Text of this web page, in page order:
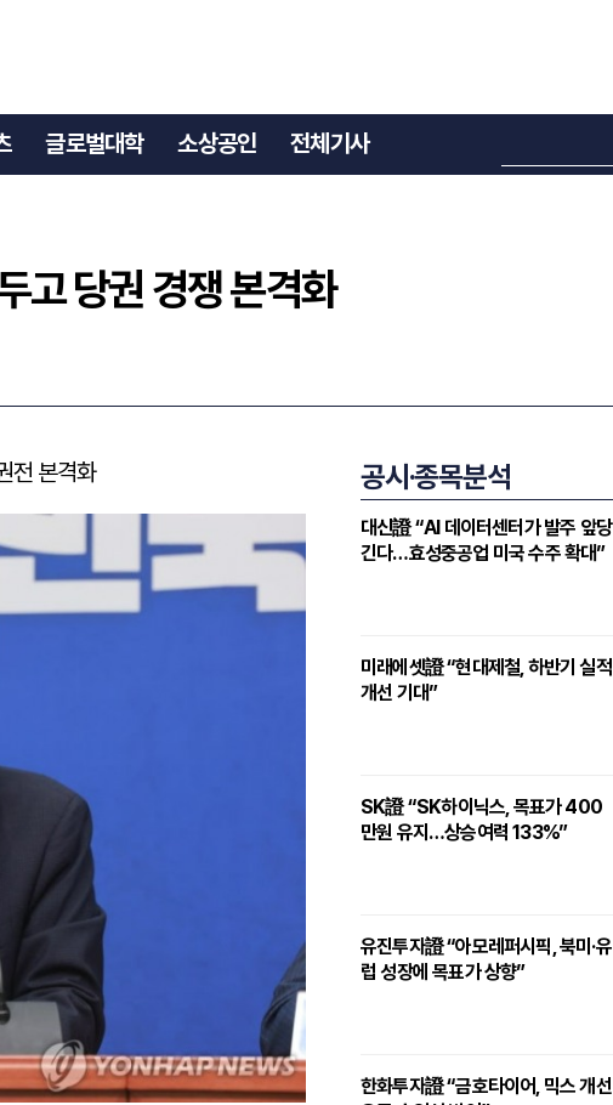
글로벌대학 소상공인 전체기사
쟁 본격화
고 당권 경쟁 본격화
전 본격화 공시·종목분석
대신證 “AI 데이터센터가 발주 앞당
긴다…효성중공업 미국 수주 확대”
미래에셋證 “현대제철, 하반기 실적
개선 기대”
SK證 “SK하이닉스, 목표가 400
만원 유지…상승여력 133%”
유진투자證 “아모레퍼시픽, 북미·유
럽 성장에 목표가 상향”
한화투자證 “금호타이어, 믹스 개선